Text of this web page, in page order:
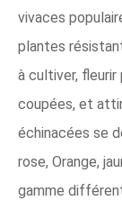
vivaces
plantes
à cultiver,
coupées, et
échinacées se
rose, Orange,
gamme